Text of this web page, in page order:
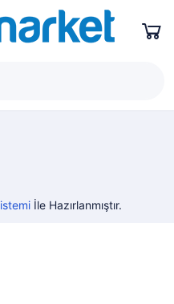
İle Hazırlanmıştır.